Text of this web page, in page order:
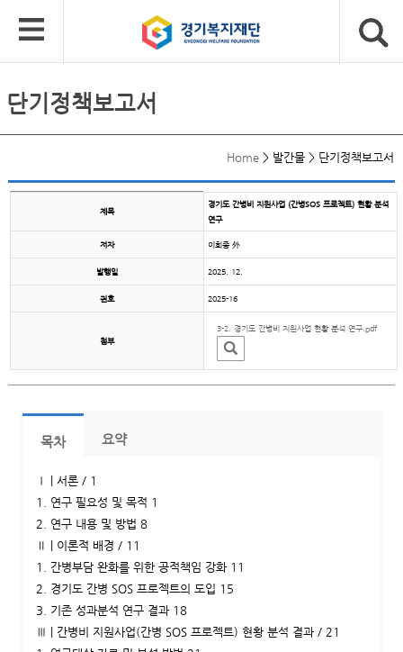
단기정책보고서
Home > 발간물 > 단기정책보고서
제목
경기도 간병비 지원사업 (간병SOS 프로젝트) 현황 분석
연구
저자 이희종 外
발행일 2025. 12.
권호 2025-16
첨부
3-2. 경기도 간병비 지원사업 현황 분석 연구.pdf
목차
Ⅰ | 서론 / 1
1. 연구 필요성 및 목적 1
2. 연구 내용 및 방법 8
Ⅱ | 이론적 배경 / 11
1. 간병부담 완화를 위한 공적책임 강화 11
2. 경기도 간병 SOS 프로젝트의 도입 15
3. 기존 성과분석 연구 결과 18
Ⅲ | 간병비 지원사업(간병 SOS 프로젝트) 현황 분석 결과 / 21
요약